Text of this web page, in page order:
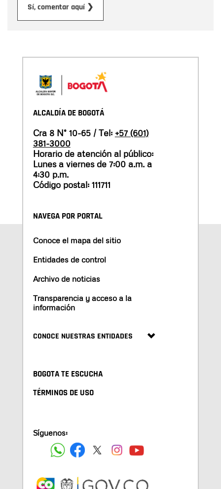
Sí, comentar aquí ❯
ALCALDÍA DE BOGOTÁ
Cra 8 N° 10-65 / Tel: +57 (601)
381-3000
Horario de atención al público:
Lunes a viernes de 7:00 a.m. a
4:30 p.m.
Código postal: 111711
NAVEGA POR PORTAL
Conoce el mapa del sitio
Entidades de control
Archivo de noticias
Transparencia y acceso a la
información
CONOCE NUESTRAS ENTIDADES
BOGOTA TE ESCUCHA
TÉRMINOS DE USO
Síguenos: